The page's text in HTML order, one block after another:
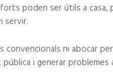
poden ser útils a casa,
servir.
ni abocar per
i generar problemes